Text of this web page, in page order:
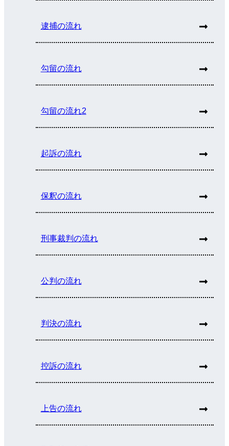
逮捕の流れ
勾留の流れ
勾留の流れ2
起訴の流れ
保釈の流れ
刑事裁判の流れ
公判の流れ
判決の流れ
控訴の流れ
上告の流れ